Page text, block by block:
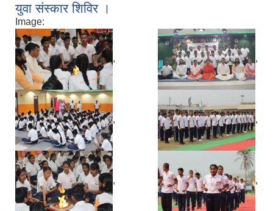
युवा संस्कार शिविर ।
Image:
, ,
, ,
, ,